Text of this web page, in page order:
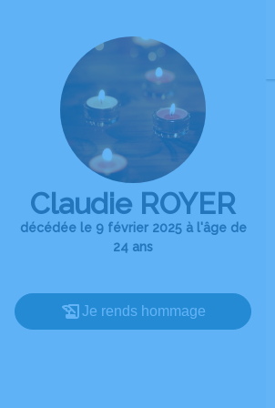
Claudie ROYER
décédée le 9 février 2025 à l'âge de
24 ans
Je rends hommage